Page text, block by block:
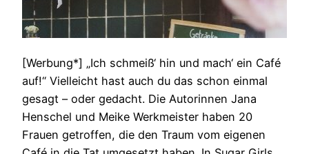
[Werbung*] „Ich schmeiß‘ hin und mach‘ ein Café
auf!“ Vielleicht hast auch du das schon einmal
gesagt – oder gedacht. Die Autorinnen Jana
Henschel und Meike Werkmeister haben 20
Frauen getroffen, die den Traum vom eigenen